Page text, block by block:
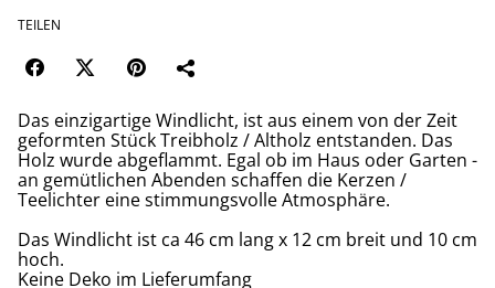
TEILEN
Das einzigartige Windlicht, ist aus einem von der Zeit
geformten Stück Treibholz / Altholz entstanden. Das
Holz wurde abgeflammt. Egal ob im Haus oder Garten -
an gemütlichen Abenden schaffen die Kerzen /
Teelichter eine stimmungsvolle Atmosphäre.
Das Windlicht ist ca 46 cm lang x 12 cm breit und 10 cm
hoch.
Keine Deko im Lieferumfang